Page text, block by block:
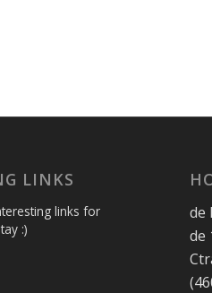
LINKS
links for
:)
de
de